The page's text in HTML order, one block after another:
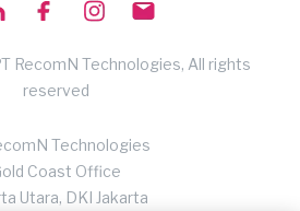
RecomN Technologies, All rights
reserved
Technologies
Coast Office
Utara, DKI Jakarta